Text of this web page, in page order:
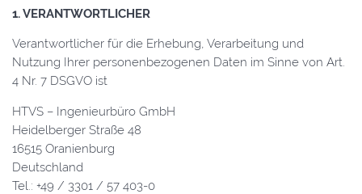
1. VERANTWORTLICHER
Verantwortlicher für die Erhebung, Verarbeitung und
Nutzung Ihrer personenbezogenen Daten im Sinne von Art.
4 Nr. 7 DSGVO ist
HTVS – Ingenieurbüro GmbH
Heidelberger Straße 48
16515 Oranienburg
Deutschland
Tel.: +49 / 3301 / 57 403-0